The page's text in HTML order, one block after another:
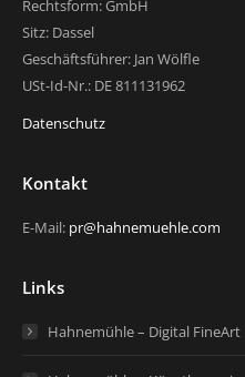
Rechtsform: GmbH
Sitz: Dassel
Geschäftsführer: Jan Wölfle
USt-Id-Nr.: DE 811131962
Datenschutz
Kontakt
E-Mail: pr@hahnemuehle.com
Links
Hahnemühle – Digital FineArt